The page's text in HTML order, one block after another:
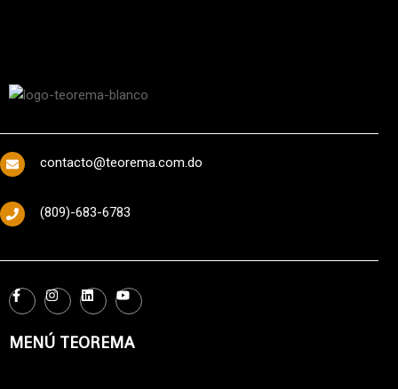
contacto@teorema.com.do
(809)-683-6783
MENÚ TEOREMA